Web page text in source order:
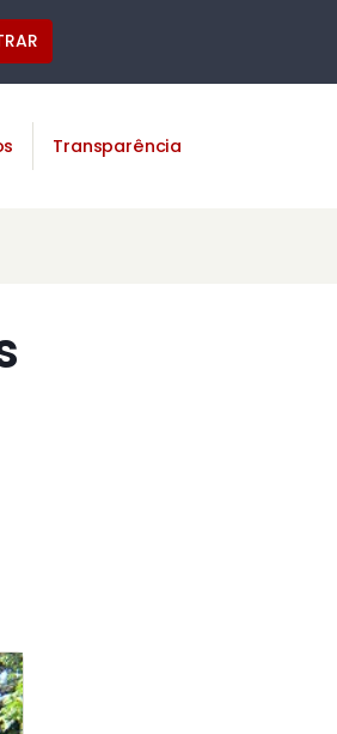
Transparência